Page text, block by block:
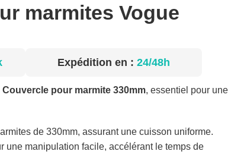
marmites Vogue
Expédition en :24/48h
Couvercle pour marmite 330mm, essentiel pour une
de 330mm, assurant une cuisson uniforme.
une manipulation facile, accélérant le temps de